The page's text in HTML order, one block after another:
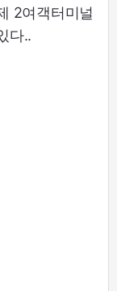
2여객터미널
다..